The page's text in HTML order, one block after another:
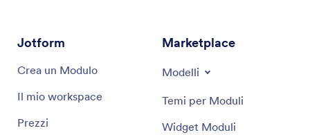
Abilita il caricamento di file
Jotform
Crea un Modulo
Il mio workspace
Prezzi
Marketplace
Modelli
Temi per Moduli
Widget Moduli